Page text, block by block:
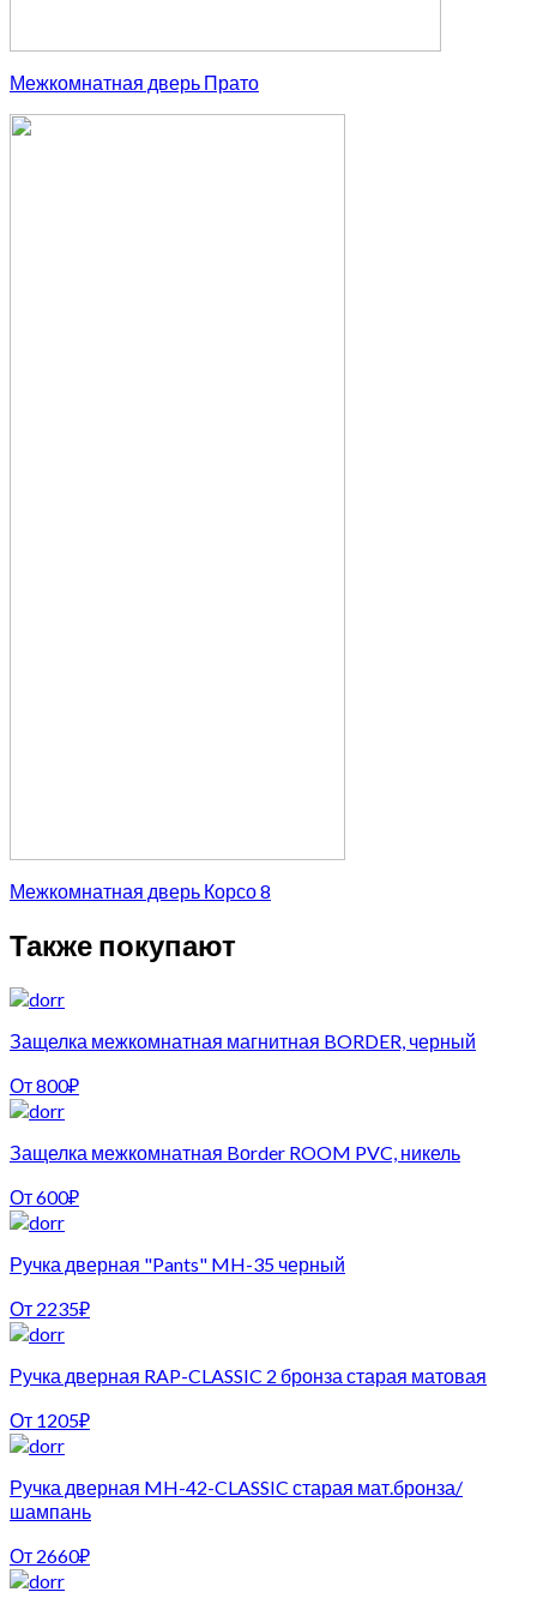
Межкомнатная дверь Прато
Межкомнатная дверь Корсо 8
Также покупают
Защелка межкомнатная магнитная BORDER, черный
От800₽
Защелка межкомнатная Bоrder ROOM PVC, никель
От600₽
Ручка дверная "Pants" MH-35 черный
От 2235₽
Ручка дверная RAP-CLASSIC 2 бронза старая матовая
От 1205₽
Ручка дверная MH-42-CLASSIC старая мат.бронза/
шампань
От 2660₽